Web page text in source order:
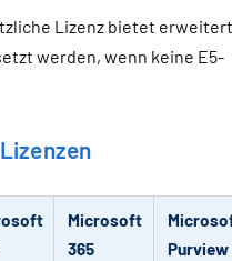
Lizenz bietet
werden, wenn keine E5-
Microsoft
365
Purview